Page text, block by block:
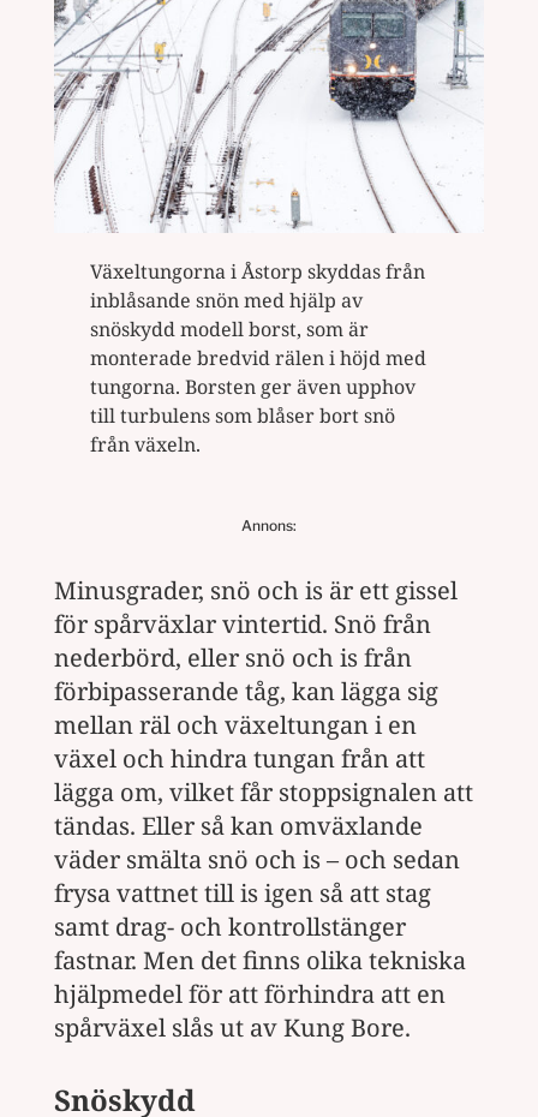
Växeltungorna i Åstorp skyddas från
inblåsande snön med hjälp av
snöskydd modell borst, som är
monterade bredvid rälen i höjd med
tungorna. Borsten ger även upphov
till turbulens som blåser bort snö
från växeln.
Annons:
Minusgrader, snö och is är ett gissel
för spårväxlar vintertid. Snö från
nederbörd, eller snö och is från
förbipasserande tåg, kan lägga sig
mellan räl och växeltungan i en
växel och hindra tungan från att
lägga om, vilket får stoppsignalen att
tändas. Eller så kan omväxlande
väder smälta snö och is – och sedan
frysa vattnet till is igen så att stag
samt drag- och kontrollstänger
fastnar. Men det finns olika tekniska
hjälpmedel för att förhindra att en
spårväxel slås ut av Kung Bore.
Snöskydd